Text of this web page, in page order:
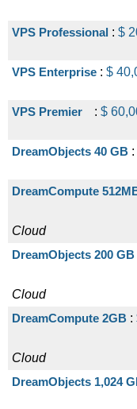
VPS Professional : $
VPS Enterprise : $
VPS Premier : $
DreamObjects 40 GB :
DreamCompute
Cloud
DreamObjects 200 GB
Cloud
DreamCompute 2GB :
Cloud
DreamObjects 1,024